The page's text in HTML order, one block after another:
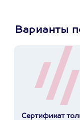
Варианты
Сертификат